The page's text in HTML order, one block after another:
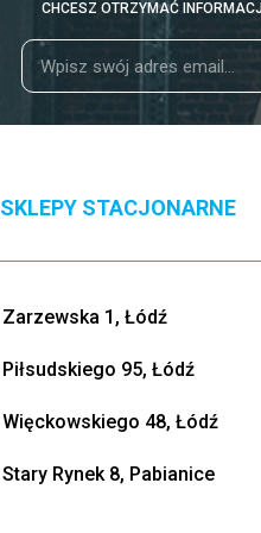
CHCESZ OTRZYMAĆ
SKLEPY STACJONARNE
Zarzewska 1, Łódź
Piłsudskiego 95, Łódź
Więckowskiego 48, Łódź
Stary Rynek 8, Pabianice